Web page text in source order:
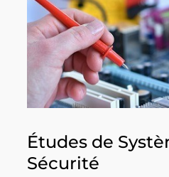
Études de
Sécurité